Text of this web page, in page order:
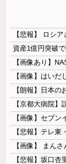
【悲報】 ロシ
【画像】セブ
【悲報】坂口